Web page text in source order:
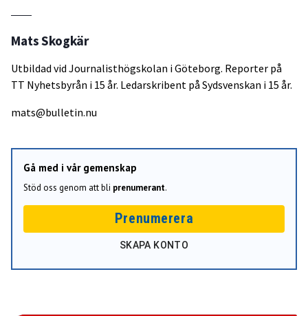
Mats Skogkär
Utbildad vid Journalisthögskolan i Göteborg. Reporter på
TT Nyhetsbyrån i 15 år. Ledarskribent på Sydsvenskan i 15 år.
mats@bulletin.nu
Gå med i vår gemenskap
Stöd oss genom att bli prenumerant.
Prenumerera
SKAPA KONTO